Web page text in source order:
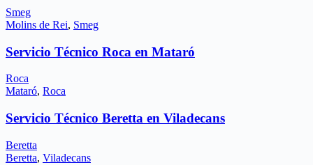
Smeg
Molins de Rei, Smeg
Servicio Técnico Roca en Mataró
Roca
Mataró, Roca
Servicio Técnico Beretta en Viladecans
Beretta
Beretta, Viladecans